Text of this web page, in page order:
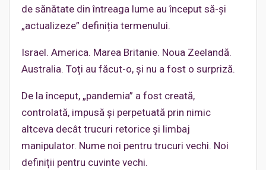
de sănătate din întreaga lume au început să-și
„actualizeze” definiția termenului.
Israel. America. Marea Britanie. Noua Zeelandă.
Australia. Toți au făcut-o, și nu a fost o surpriză.
De la început, „pandemia” a fost creată,
controlată, impusă și perpetuată prin nimic
altceva decât trucuri retorice și limbaj
manipulator. Nume noi pentru trucuri vechi. Noi
definiții pentru cuvinte vechi.